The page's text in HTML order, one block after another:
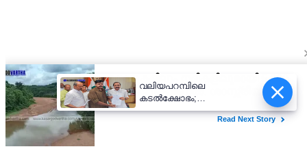
വലിയപറമ്പിലെ
കടൽക്ഷോഭം;
അടിയന്തരമായി ജിയോ
ബാഗുകൾ സ്ഥാപിക്കാൻ